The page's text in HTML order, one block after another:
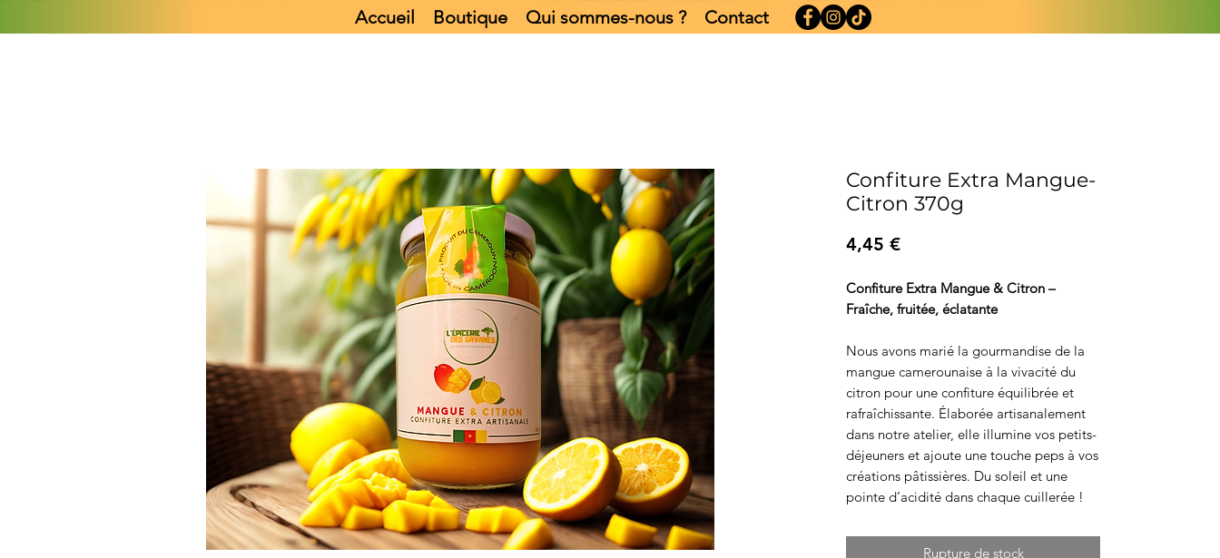
Accueil Boutique Qui sommes-nous ? Contact
Confiture Extra Mangue-
Citron 370g
4,45 €Prix
Confiture Extra Mangue & Citron –
Fraîche, fruitée, éclatante
Nous avons marié la gourmandise de la
mangue camerounaise à la vivacité du
citron pour une confiture équilibrée et
rafraîchissante. Élaborée artisanalement
dans notre atelier, elle illumine vos petits-
déjeuners et ajoute une touche peps à vos
créations pâtissières. Du soleil et une
pointe d’acidité dans chaque cuillerée !
Rupture de stock